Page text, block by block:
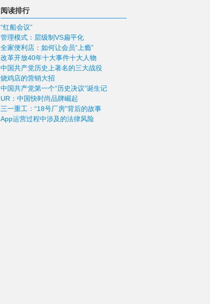
阅读排行
“红船会议”
管理模式：层级制VS扁平化
全家便利店：如何让会员“上瘾”
改革开放40年十大事件十大人物
中国共产党历史上著名的三大战役
烧鸡店的营销大招
中国共产党第一个“历史决议”诞生记
UR：中国快时尚品牌崛起
三一重工：“18号厂房”背后的故事
App运营过程中涉及的法律风险